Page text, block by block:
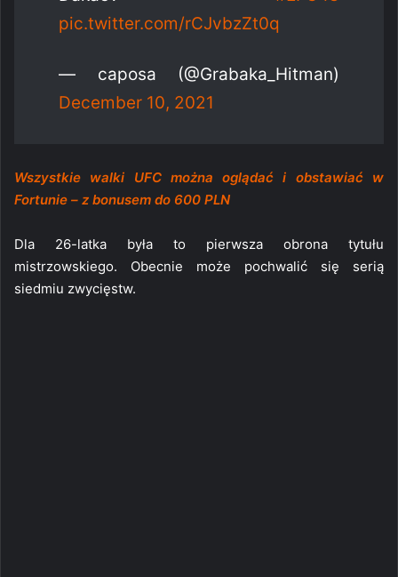
pic.twitter.com/rCJvbzZt0q
— caposa (@Grabaka_Hitman)
December 10, 2021
Wszystkie walki UFC można oglądać i obstawiać w
Fortunie – z bonusem do 600 PLN
Dla 26-latka była to pierwsza obrona tytułu
mistrzowskiego. Obecnie może pochwalić się serią
siedmiu zwycięstw.